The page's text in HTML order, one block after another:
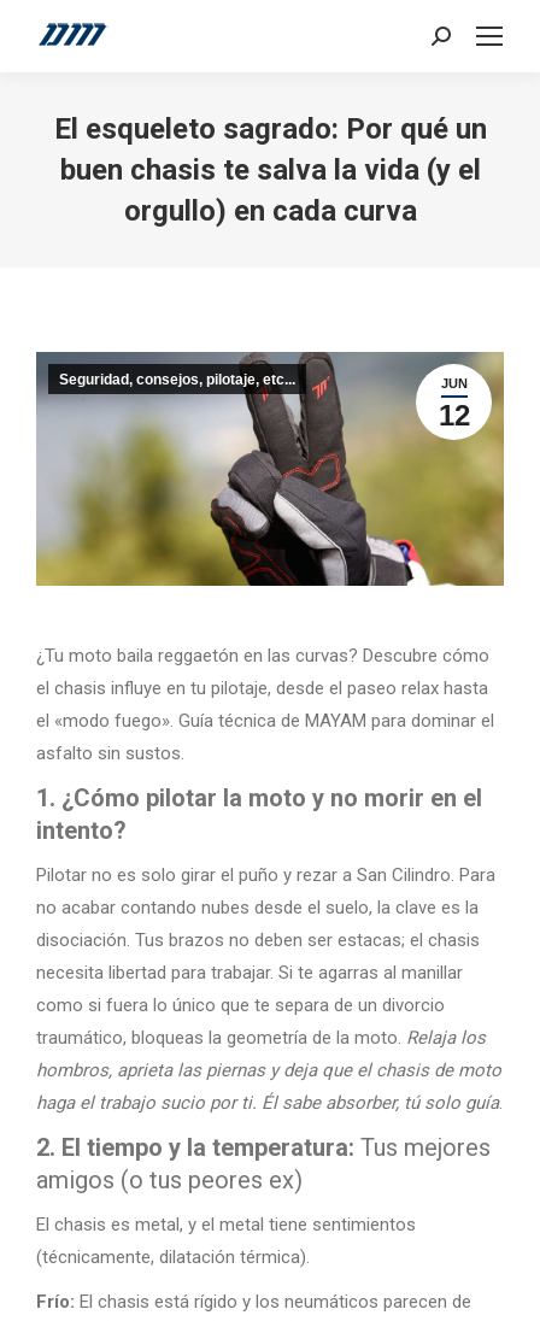
Search:
El esqueleto sagrado: Por qué un
buen chasis te salva la vida (y el
orgullo) en cada curva
JUN
12
Seguridad, consejos, pilotaje, etc...
¿Tu moto baila reggaetón en las curvas? Descubre cómo
el chasis influye en tu pilotaje, desde el paseo relax hasta
el «modo fuego». Guía técnica de MAYAM para dominar el
asfalto sin sustos.
1. ¿Cómo pilotar la moto y no morir en el
intento?
Pilotar no es solo girar el puño y rezar a San Cilindro. Para
no acabar contando nubes desde el suelo, la clave es la
disociación. Tus brazos no deben ser estacas; el chasis
necesita libertad para trabajar. Si te agarras al manillar
como si fuera lo único que te separa de un divorcio
traumático, bloqueas la geometría de la moto. Relaja los
hombros, aprieta las piernas y deja que el chasis de moto
haga el trabajo sucio por ti. Él sabe absorber, tú solo guía.
2. El tiempo y la temperatura: Tus mejores
amigos (o tus peores ex)
El chasis es metal, y el metal tiene sentimientos
(técnicamente, dilatación térmica).
Frío: El chasis está rígido y los neumáticos parecen de